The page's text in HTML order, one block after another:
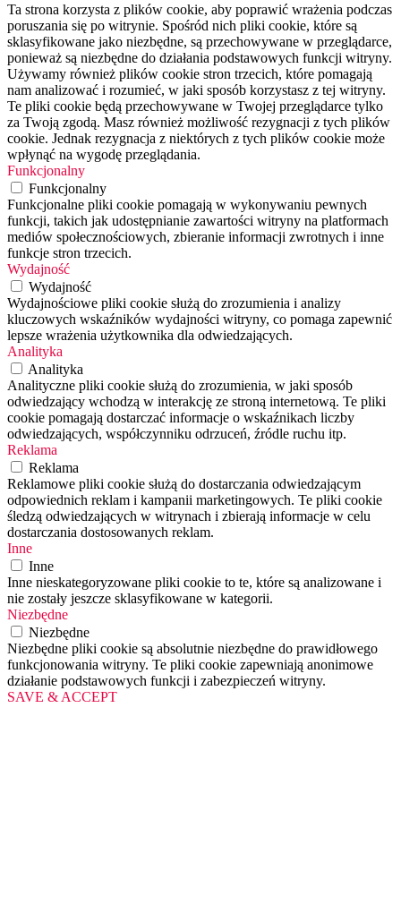
Ta strona korzysta z plików cookie, aby poprawić wrażenia podczas
poruszania się po witrynie. Spośród nich pliki cookie, które są
sklasyfikowane jako niezbędne, są przechowywane w przeglądarce,
ponieważ są niezbędne do działania podstawowych funkcji witryny.
Używamy również plików cookie stron trzecich, które pomagają
nam analizować i rozumieć, w jaki sposób korzystasz z tej witryny.
Te pliki cookie będą przechowywane w Twojej przeglądarce tylko
za Twoją zgodą. Masz również możliwość rezygnacji z tych plików
cookie. Jednak rezygnacja z niektórych z tych plików cookie może
wpłynąć na wygodę przeglądania.
Funkcjonalny
Funkcjonalny
Funkcjonalne pliki cookie pomagają w wykonywaniu pewnych
funkcji, takich jak udostępnianie zawartości witryny na platformach
mediów społecznościowych, zbieranie informacji zwrotnych i inne
funkcje stron trzecich.
Wydajność
Wydajność
Wydajnościowe pliki cookie służą do zrozumienia i analizy
kluczowych wskaźników wydajności witryny, co pomaga zapewnić
lepsze wrażenia użytkownika dla odwiedzających.
Analityka
Analityka
Analityczne pliki cookie służą do zrozumienia, w jaki sposób
odwiedzający wchodzą w interakcję ze stroną internetową. Te pliki
cookie pomagają dostarczać informacje o wskaźnikach liczby
odwiedzających, współczynniku odrzuceń, źródle ruchu itp.
Reklama
Reklama
Reklamowe pliki cookie służą do dostarczania odwiedzającym
odpowiednich reklam i kampanii marketingowych. Te pliki cookie
śledzą odwiedzających w witrynach i zbierają informacje w celu
dostarczania dostosowanych reklam.
Inne
Inne
Inne nieskategoryzowane pliki cookie to te, które są analizowane i
nie zostały jeszcze sklasyfikowane w kategorii.
Niezbędne
Niezbędne
Niezbędne pliki cookie są absolutnie niezbędne do prawidłowego
funkcjonowania witryny. Te pliki cookie zapewniają anonimowe
działanie podstawowych funkcji i zabezpieczeń witryny.
SAVE & ACCEPT